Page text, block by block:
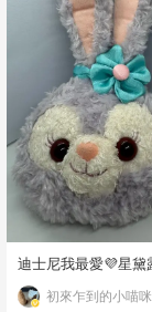
迪士尼我最愛💜星黛
初來乍到的小喵咪